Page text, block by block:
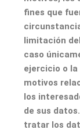
fines que
limitación
caso
ejercicio o
motivos
los
de sus
tratar los